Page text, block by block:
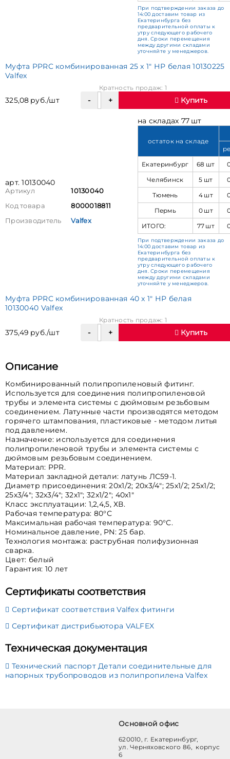
При подтверждении заказа до
14:00 доставим товар из
Екатеринбурга без
предварительной оплаты к
утру следующего рабочего
дня. Сроки перемещения
между другими складами
уточняйте у менеджеров.
Муфта PPRC комбинированная 25 x 1" НР белая 10130225
Valfex
325,08 руб./шт
Кратность продаж: 1
Купить
арт. 10130040
Артикул
10130040
Код товара
8000018811
Производитель
Valfex
на складах 77 шт
остаток на складе
Екатеринбург
68 шт
Челябинск
5 шт
Тюмень
4 шт
Пермь
0 шт
ИТОГО:
77 шт
При подтверждении заказа до
14:00 доставим товар из
Екатеринбурга без
предварительной оплаты к
утру следующего рабочего
дня. Сроки перемещения
между другими складами
уточняйте у менеджеров.
Муфта PPRC комбинированная 40 x 1" НР белая
10130040 Valfex
375,49 руб./шт
Кратность продаж: 1
Купить
Описание
Комбинированный полипропиленовый фитинг.
Используется для соединения полипропиленовой
трубы и элемента системы с дюймовым резьбовым
соединением. Латунные части производятся методом
горячего штампования, пластиковые - методом литья
под давлением.
Назначение: используется для соединения
полипропиленовой трубы и элемента системы с
дюймовым резьбовым соединением.
Материал: PPR.
Материал закладной детали: латунь ЛС59-1.
Диаметр присоединения: 20х1/2; 20х3/4"; 25х1/2; 25х1/2;
25х3/4"; 32х3/4"; 32х1"; 32x1/2"; 40х1"
Класс эксплуатации: 1,2,4,5, ХВ.
Рабочая температура: 80°С
Максимальная рабочая температура: 90°С.
Номинальное давление, PN: 25 бар.
Технология монтажа: раструбная полифузионная
сварка.
Цвет: белый
Гарантия: 10 лет
Сертификаты соответствия
Сертификат соответствия Valfex фитинги
Сертификат дистрибьютора VALFEX
Техническая документация
Технический паспорт Детали соединительные для
напорных трубопроводов из полипропилена Valfex
Основной офис
620010, г. Екатеринбург,
ул. Черняховского 86, корпус
6